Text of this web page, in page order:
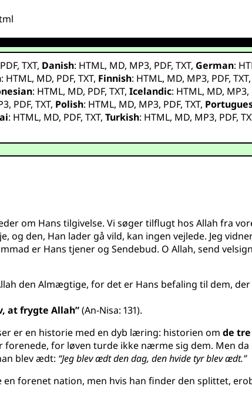
PDF,TXT, Danish: HTML, MD, MP3, PDF,TXT, German:
: HTML, MD, PDF,TXT, Finnish: HTML, MD, MP3, PDF,TXT,
: HTML, MD, PDF,TXT,Icelandic: HTML, MD, MP3,
, PDF,TXT, Polish: HTML, MD, MP3, PDF,TXT,
: HTML, MD, PDF,TXT,Turkish: HTML, MD, MP3, PDF,
om Hans tilgivelse. Vi søger tilflugt hos Allah fra
og den, Han lader gå vild, kan ingen vejlede. Jeg
er Hans tjener og Sendebud. O Allah, send
den Almægtige, for det er Hans befaling til dem,
at frygte Allah”(An-Nisa: 131).
er en historie med en dyb læring: historien omde
for løven turde ikke nærme sig dem. Men
blev ædt: “Jeg blev ædt den dag, den hvide tyr blev ædt.”
forenet nation, men hvis han finder den splittet,